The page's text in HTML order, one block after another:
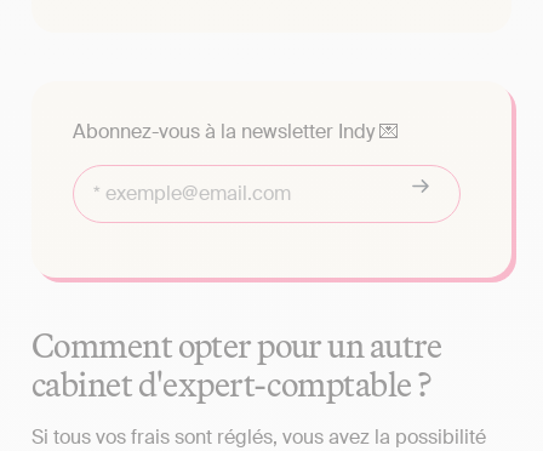
Abonnez-vous à la newsletter Indy 💌
Comment opter pour un autre
cabinet d'expert-comptable ?
Si tous vos frais sont réglés, vous avez la possibilité